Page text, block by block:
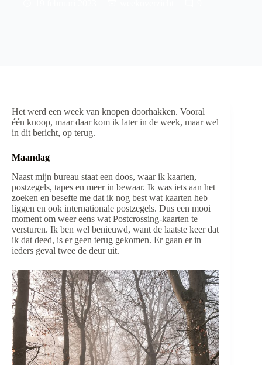
Het werd een week van knopen doorhakken. Vooral
één knoop, maar daar kom ik later in de week, maar wel
in dit bericht, op terug.
Maandag
Naast mijn bureau staat een doos, waar ik kaarten,
postzegels, tapes en meer in bewaar. Ik was iets aan het
zoeken en besefte me dat ik nog best wat kaarten heb
liggen en ook internationale postzegels. Dus een mooi
moment om weer eens wat Postcrossing-kaarten te
versturen. Ik ben wel benieuwd, want de laatste keer dat
ik dat deed, is er geen terug gekomen. Er gaan er in
ieders geval twee de deur uit.